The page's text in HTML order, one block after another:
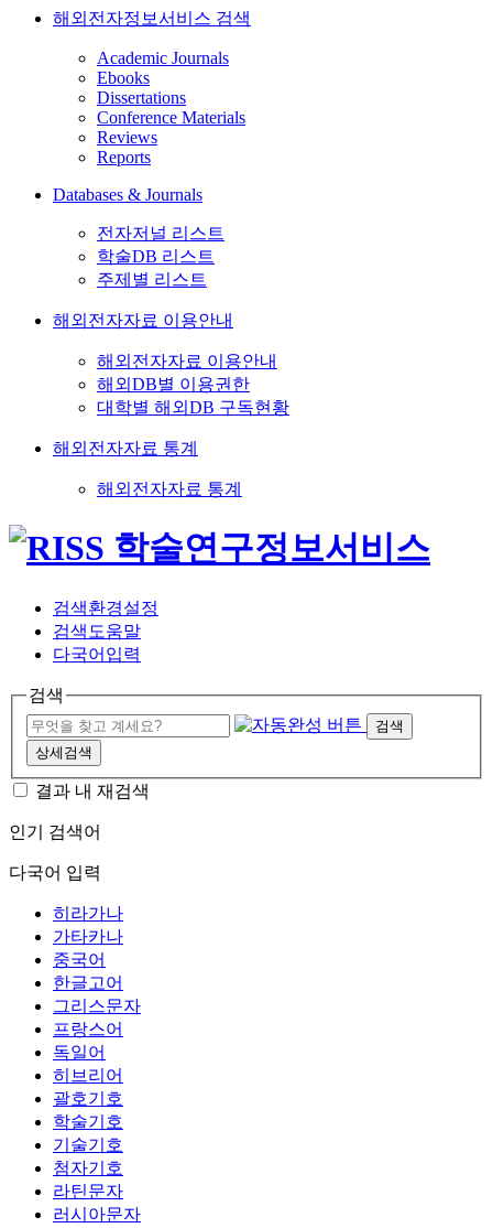
해외전자정보서비스 검색
Academic Journals
Ebooks
Dissertations
Conference Materials
Reviews
Reports
Databases & Journals
전자저널 리스트
학술DB 리스트
주제별 리스트
해외전자자료 이용안내
해외전자자료 이용안내
해외DB별 이용권한
대학별 해외DB 구독현황
해외전자자료 통계
해외전자자료 통계
검색환경설정
검색도움말
다국어입력
검색
검색
상세검색
결과 내 재검색
인기 검색어
다국어 입력
히라가나
가타카나
중국어
한글고어
그리스문자
프랑스어
독일어
히브리어
괄호기호
학술기호
기술기호
첨자기호
라틴문자
러시아문자